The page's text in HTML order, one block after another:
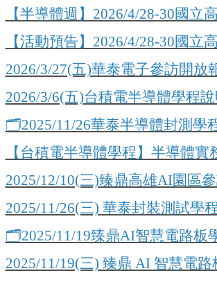
【半導體週】2026/4/28-30國立
【活動預告】2026/4/28-30國立
2026/3/27(五)華泰電子參訪開放
2026/3/6(五)台積電半導體學程
🗂️2025/11/26華泰半導體封測學
【台積電半導體學程】半導體
2025/12/10(三)臻鼎高雄AI園區
2025/11/26(三) 華泰封裝測試學
🗂️2025/11/19臻鼎AI智慧電路板
2025/11/19(三) 臻鼎 AI 智慧電